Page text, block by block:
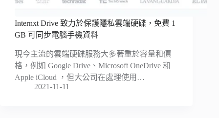
Internxt Drive 致力於保護隱私雲端硬碟，免費 1
GB 可同步電腦手機資料
現今主流的雲端硬碟服務大多著重於容量和價
格，例如 Google Drive、Microsoft OneDrive 和
Apple iCloud ，但大公司在處理使用…
2021-11-11